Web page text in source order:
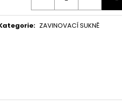
: ZAVINOVACÍ SUKNĚ